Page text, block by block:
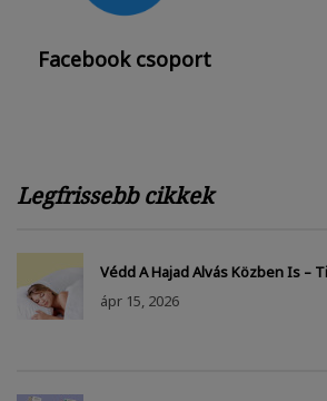
Facebook csoport
Legfrissebb cikkek
Védd A Hajad Alvás Közben Is –
ápr 15, 2026